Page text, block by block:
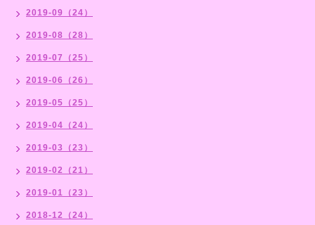
2019-09（24）
2019-08（28）
2019-07（25）
2019-06（26）
2019-05（25）
2019-04（24）
2019-03（23）
2019-02（21）
2019-01（23）
2018-12（24）